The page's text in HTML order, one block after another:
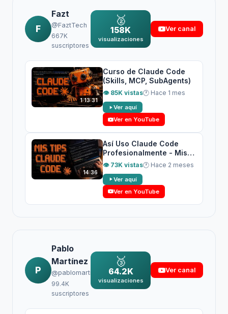
F
Fazt
@FaztTech
667K
suscriptores
🥈
158K
visualizaciones
Ver canal
1:13:31
Curso de Claude Code
(Skills, MCP, SubAgents)
👁 85K vistas🕐 Hace 1 mes
Ver aquí
Ver en YouTube
14:36
Así Uso Claude Code
Profesionalmente - Mis
Tips de Claude Code
👁 73K vistas🕐 Hace 2 meses
Ver aquí
Ver en YouTube
P
Pablo
Martínez
@pablomartinezgarcia_
99.4K
suscriptores
🥉
64.2K
visualizaciones
Ver canal